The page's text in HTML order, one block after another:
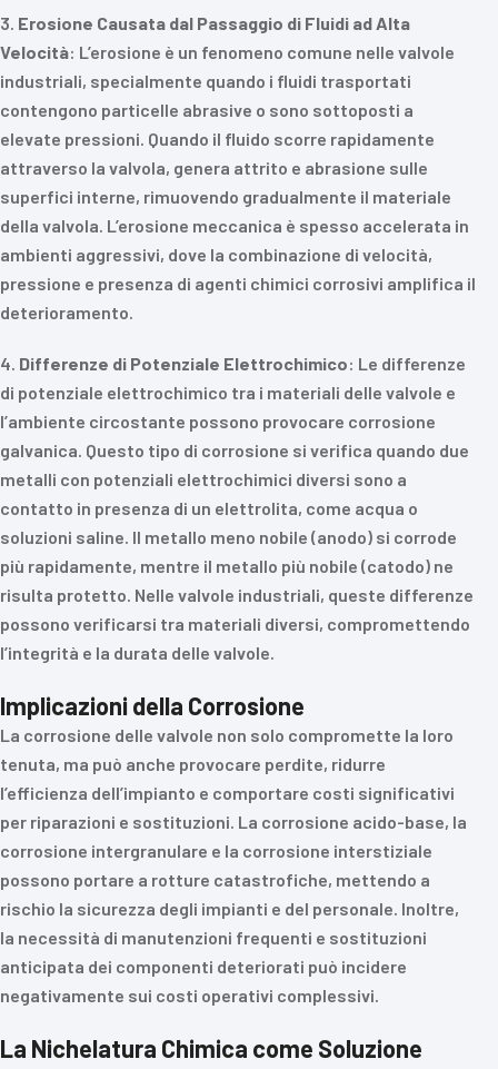
3. Erosione Causata dal Passaggio di Fluidi ad Alta
Velocità: L’erosione è un fenomeno comune nelle valvole
industriali, specialmente quando i fluidi trasportati
contengono particelle abrasive o sono sottoposti a
elevate pressioni. Quando il fluido scorre rapidamente
attraverso la valvola, genera attrito e abrasione sulle
superfici interne, rimuovendo gradualmente il materiale
della valvola. L’erosione meccanica è spesso accelerata in
ambienti aggressivi, dove la combinazione di velocità,
pressione e presenza di agenti chimici corrosivi amplifica il
deterioramento.
4. Differenze di Potenziale Elettrochimico: Le differenze
di potenziale elettrochimico tra i materiali delle valvole e
l’ambiente circostante possono provocare corrosione
galvanica. Questo tipo di corrosione si verifica quando due
metalli con potenziali elettrochimici diversi sono a
contatto in presenza di un elettrolita, come acqua o
soluzioni saline. Il metallo meno nobile (anodo) si corrode
più rapidamente, mentre il metallo più nobile (catodo) ne
risulta protetto. Nelle valvole industriali, queste differenze
possono verificarsi tra materiali diversi, compromettendo
l’integrità e la durata delle valvole.
Implicazioni della Corrosione
La corrosione delle valvole non solo compromette la loro
tenuta, ma può anche provocare perdite, ridurre
l’efficienza dell’impianto e comportare costi significativi
per riparazioni e sostituzioni. La corrosione acido-base, la
corrosione intergranulare e la corrosione interstiziale
possono portare a rotture catastrofiche, mettendo a
rischio la sicurezza degli impianti e del personale. Inoltre,
la necessità di manutenzioni frequenti e sostituzioni
anticipata dei componenti deteriorati può incidere
negativamente sui costi operativi complessivi.
La Nichelatura Chimica come Soluzione